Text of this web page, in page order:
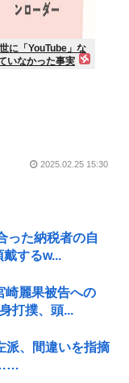
に「YouTube」な
いなかった事実
2025.02.25 15:30
った納税者の自
するw...
崎麗果被告への
打撲、頭...
派、間違いを指摘
……